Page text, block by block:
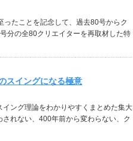
たことを記念して、過去80号からク
分の全80クリエイターを再取材した特
スイングになる極意
イング理論をわかりやすくまとめた集大
れない、400年前から変わらない、ク